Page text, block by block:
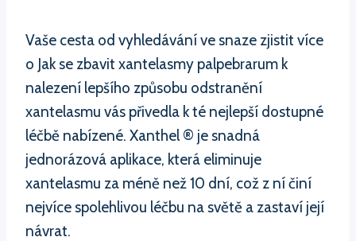
Vaše cesta od vyhledávání ve snaze zjistit více
o Jak se zbavit xantelasmy palpebrarum k
nalezení lepšího způsobu odstranění
xantelasmu vás přivedla k té nejlepší dostupné
léčbě nabízené. Xanthel ® je snadná
jednorázová aplikace, která eliminuje
xantelasmu za méně než 10 dní, což z ní činí
nejvíce spolehlivou léčbu na světě a zastaví její
návrat.